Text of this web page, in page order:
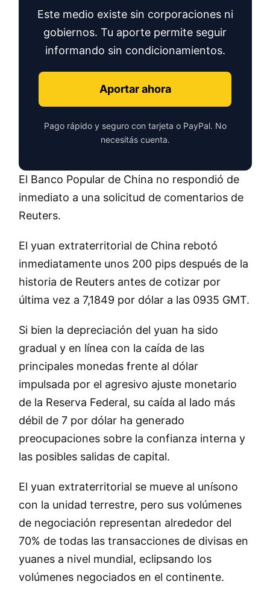
Este medio existe sin corporaciones ni
gobiernos. Tu aporte permite seguir
informando sin condicionamientos.
Aportar ahora
Pago rápido y seguro con tarjeta o PayPal. No
necesitás cuenta.
El Banco Popular de China no respondió de
inmediato a una solicitud de comentarios de
Reuters.
El yuan extraterritorial de China rebotó
inmediatamente unos 200 pips después de la
historia de Reuters antes de cotizar por
última vez a 7,1849 por dólar a las 0935 GMT.
Si bien la depreciación del yuan ha sido
gradual y en línea con la caída de las
principales monedas frente al dólar
impulsada por el agresivo ajuste monetario
de la Reserva Federal, su caída al lado más
débil de 7 por dólar ha generado
preocupaciones sobre la confianza interna y
las posibles salidas de capital.
El yuan extraterritorial se mueve al unísono
con la unidad terrestre, pero sus volúmenes
de negociación representan alrededor del
70% de todas las transacciones de divisas en
yuanes a nivel mundial, eclipsando los
volúmenes negociados en el continente.